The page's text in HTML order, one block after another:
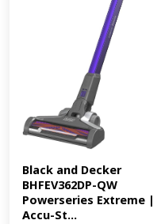
Black and Decker
BHFEV362DP-QW
Powerseries Extreme |
Accu-St...